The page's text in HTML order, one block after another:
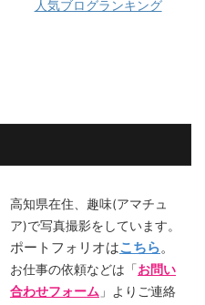
人気ブログランキング
高知県在住、趣味(アマチュ
ア)で写真撮影をしています。
ポートフォリオはこちら。
お仕事の依頼などは「お問い
合わせフォーム 」よりご連絡